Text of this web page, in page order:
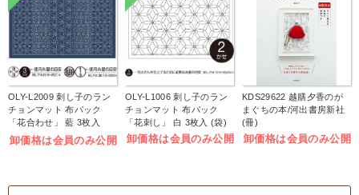
OLY-L2009 刺し子のラン
チョンマット 布パック
「花合わせ」 藍 3枚入
(袋)
卸価格は会員のみ公開
OLY-L1006 刺し子のラン
チョンマット 布パック
「花刺し」 白 3枚入 (袋)
卸価格は会員のみ公開
KDS29622 越膳夕香のが
まぐちの本/河出書房新社
(冊)
卸価格は会員のみ公開